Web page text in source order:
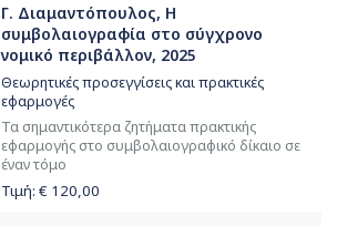
Γ. Διαμαντόπουλος, Η
συμβολαιογραφία στο σύγχρονο
νομικό περιβάλλον, 2025
Θεωρητικές προσεγγίσεις και πρακτικές
εφαρμογές
Τα σημαντικότερα ζητήματα πρακτικής
εφαρμογής στο συμβολαιογραφικό δίκαιο σε
έναν τόμο
Τιμή: € 120,00